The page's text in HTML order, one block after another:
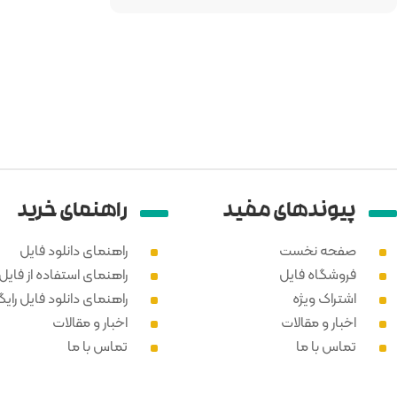
پیوند‌های مفید
صفحه نخست
فروشگاه فایل
اشتراک ویژه
اخبار و مقالات
تماس با ما
راهنمای خرید
راهنمای دانلود فایل
راهنمای استفاده از فایل PSD
راهنمای دانلود فایل
اخبار و مقالات
تماس با ما